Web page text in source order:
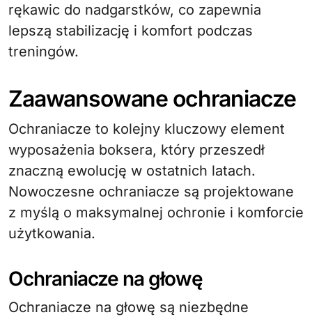
rękawic do nadgarstków, co zapewnia
lepszą stabilizację i komfort podczas
treningów.
Zaawansowane ochraniacze
Ochraniacze to kolejny kluczowy element
wyposażenia boksera, który przeszedł
znaczną ewolucję w ostatnich latach.
Nowoczesne ochraniacze są projektowane
z myślą o maksymalnej ochronie i komforcie
użytkowania.
Ochraniacze na głowę
Ochraniacze na głowę są niezbędne